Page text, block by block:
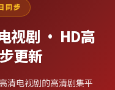
同步
视剧 · HD高
更新
清电视剧的高清剧集平